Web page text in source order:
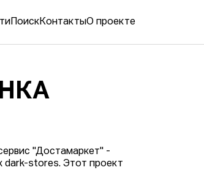
ПоискКонтактыО проекте
"Достамаркет" -
dark-stores. Этот проект